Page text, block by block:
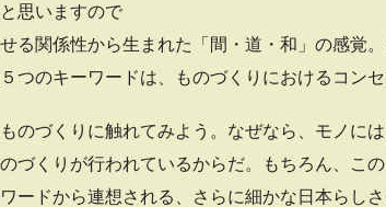
思いますので
る関係性から生まれた「間・道・和」の感覚
つのキーワードは、ものづくりにおけるコンセ
のづくりに触れてみよう。なぜなら、モノに
づくりが行われているからだ。もちろん、こ
ードから連想される、さらに細かな日本らし